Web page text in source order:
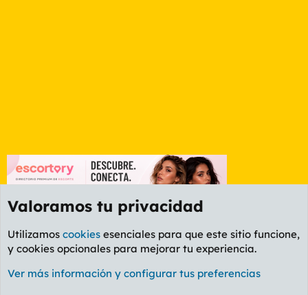
Foro General
Cookies
PL OLDSTYLE AMARILLO
Valoramos tu privacidad
Utilizamos cookies esenciales para que este sitio funcione,
y cookies opcionales para mejorar tu experiencia.
Ver más información y configurar tus preferencias